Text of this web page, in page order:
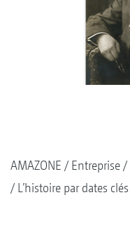
AMAZONE Entreprise
L’histoire par dates clés